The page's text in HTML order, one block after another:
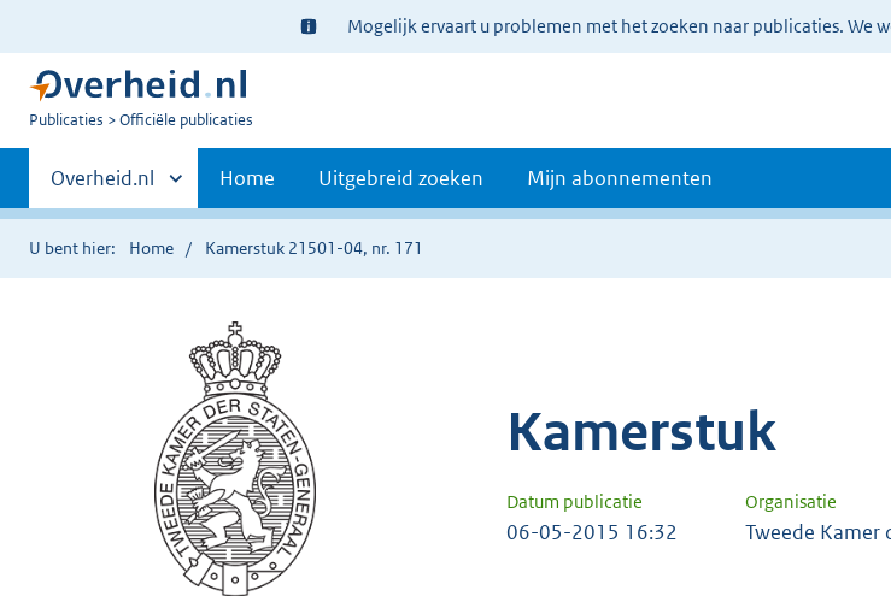
Ter
informatie:
Mogelijk ervaart u problemen met het zoeken naar publicaties. We
U
Publicaties Officiële publicaties
Primaire
navigatie
Andere
sites
binnen
Overheid.nl Home Uitgebreid zoeken Mijn abonnementen
U bent hier: Home Kamerstuk 21501-04, nr. 171
Kamerstuk
Datum publicatie Organisatie
06-05-2015 16:32 Tweede Kamer